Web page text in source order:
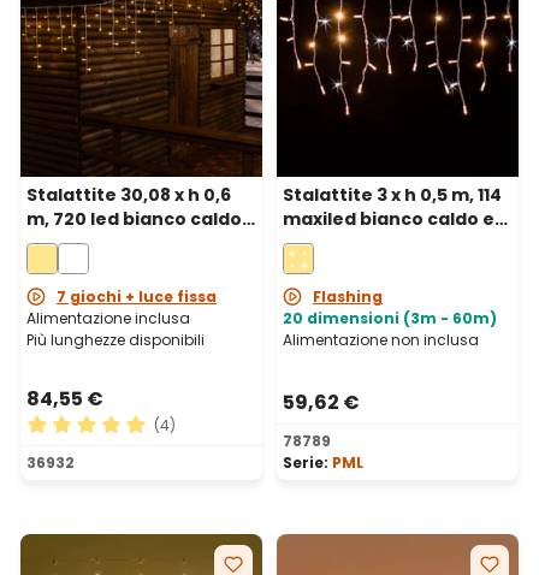
Stalattite 30,08 x h 0,6
m, 720 led bianco caldo,
cavo bianco
7 giochi + luce fissa
Alimentazione inclusa
Più lunghezze disponibili
84,55 €
Valutazione media di 5 su 5 stelle
(4)
36932
Stalattite 3 x h 0,5 m, 114
maxiled bianco caldo e
bianco freddo,
prolungabile, IP67
Flashing
20 dimensioni (3m - 60m)
Alimentazione non inclusa
59,62 €
78789
Serie: PML